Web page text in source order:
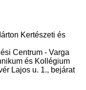
Kertészeti és
Centrum - Varga
és Kollégium
Lajos u. 1., bejárat